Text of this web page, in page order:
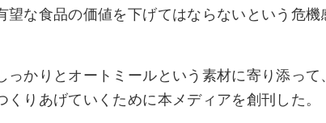
な食品の価値を下げてはならないという危機
かりとオートミールという素材に寄り添って
りあげていくために本メディアを創刊した。